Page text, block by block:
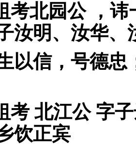
考北园公 ，
汝明、汝华、
以信，号德忠
考 北江公 字
饮正宾